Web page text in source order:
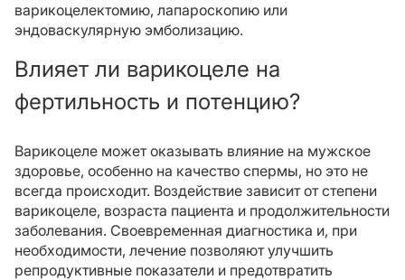
варикоцелектомию, лапароскопию или
эндоваскулярную эмболизацию.
Влияет ли варикоцеле на
фертильность и потенцию?
Варикоцеле может оказывать влияние на мужское
здоровье, особенно на качество спермы, но это не
всегда происходит. Воздействие зависит от степени
варикоцеле, возраста пациента и продолжительности
заболевания. Своевременная диагностика и, при
необходимости, лечение позволяют улучшить
репродуктивные показатели и предотвратить